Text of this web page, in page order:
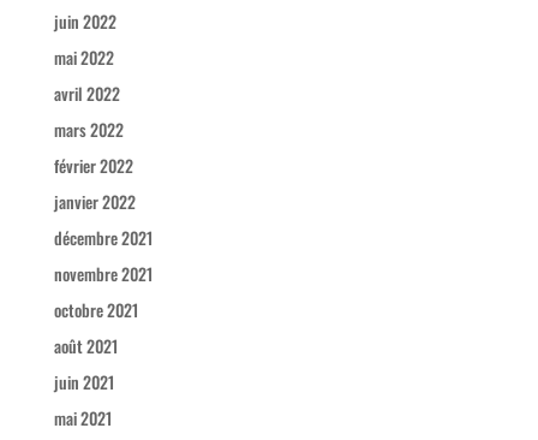
juin 2022
mai 2022
avril 2022
mars 2022
février 2022
janvier 2022
décembre 2021
novembre 2021
octobre 2021
août 2021
juin 2021
mai 2021